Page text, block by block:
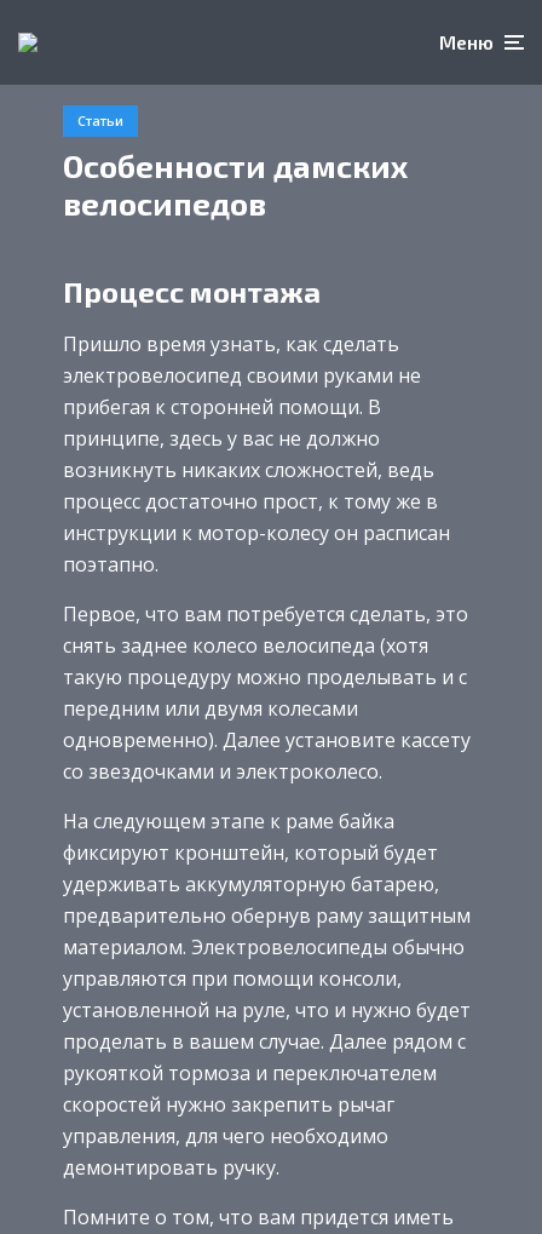
Меню
Статьи
Особенности дамских
велосипедов
Процесс монтажа
Пришло время узнать, как сделать
электровелосипед своими руками не
прибегая к сторонней помощи. В
принципе, здесь у вас не должно
возникнуть никаких сложностей, ведь
процесс достаточно прост, к тому же в
инструкции к мотор-колесу он расписан
поэтапно.
Первое, что вам потребуется сделать, это
снять заднее колесо велосипеда (хотя
такую процедуру можно проделывать и с
передним или двумя колесами
одновременно). Далее установите кассету
со звездочками и электроколесо.
На следующем этапе к раме байка
фиксируют кронштейн, который будет
удерживать аккумуляторную батарею,
предварительно обернув раму защитным
материалом. Электровелосипеды обычно
управляются при помощи консоли,
установленной на руле, что и нужно будет
проделать в вашем случае. Далее рядом с
рукояткой тормоза и переключателем
скоростей нужно закрепить рычаг
управления, для чего необходимо
демонтировать ручку.
Помните о том, что вам придется иметь